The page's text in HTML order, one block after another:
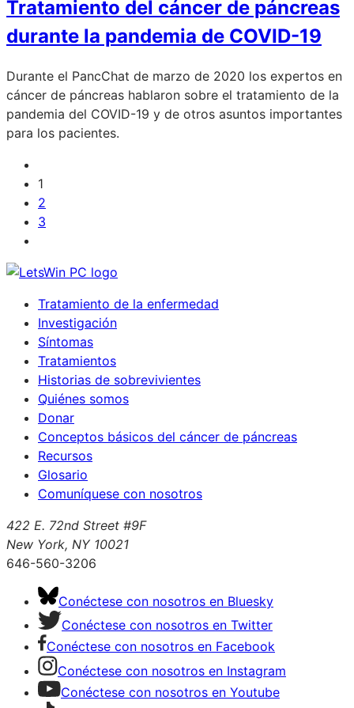
Tratamiento del cáncer de páncreas
durante la pandemia de COVID-19
Durante el PancChat de marzo de 2020 los expertos en
cáncer de páncreas hablaron sobre el tratamiento de la
pandemia del COVID-19 y de otros asuntos importantes
para los pacientes.
1
2
3
Tratamiento de la enfermedad
Investigación
Síntomas
Tratamientos
Historias de sobrevivientes
Quiénes somos
Donar
Conceptos básicos del cáncer de páncreas
Recursos
Glosario
Comuníquese con nosotros
422 E. 72nd Street #9F
New York, NY 10021
646-560-3206
Conéctese con nosotros en Bluesky
Conéctese con nosotros en Twitter
Conéctese con nosotros en Facebook
Conéctese con nosotros en Instagram
Conéctese con nosotros en Youtube